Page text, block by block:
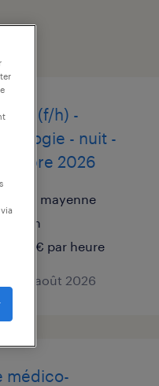
(f/h) -
- nuit -
2026
astillé, mayenne
intérim
16,00 € par heure
le 7 août 2026
médico-